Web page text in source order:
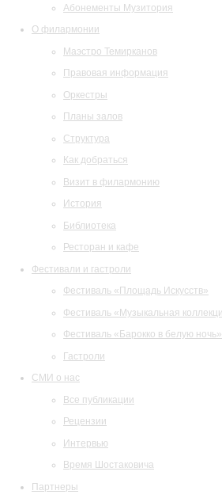
Абонементы Музитория
О филармонии
Маэстро Темирканов
Правовая информация
Оркестры
Планы залов
Структура
Как добраться
Визит в филармонию
История
Библиотека
Ресторан и кафе
Фестивали и гастроли
Фестиваль «Площадь Искусств»
Фестиваль «Музыкальная
Фестиваль «Барокко в белую ночь»
Гастроли
СМИ о нас
Все публикации
Рецензии
Интервью
Время Шостаковича
Партнеры